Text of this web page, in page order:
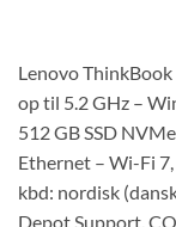
Lenovo
op til 5.2 GHz –
512 GB SSD
Ethernet – Wi-Fi
kbd: nordisk
Depot Support,